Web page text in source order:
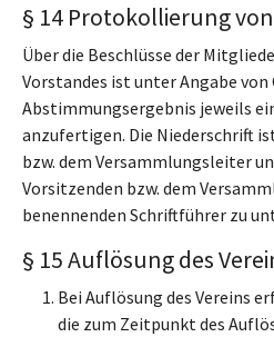
§ 14 Protokollierung
Über die Beschlüsse der
Vorstandes ist unter Angabe
Abstimmungsergebnis jeweils
anzufertigen. Die Niederschrift
bzw. dem Versammlungsleiter
Vorsitzenden bzw. dem
benennenden Schriftführer zu
§ 15 Auflösung des
Bei Auflösung des Vereins
die zum Zeitpunkt des